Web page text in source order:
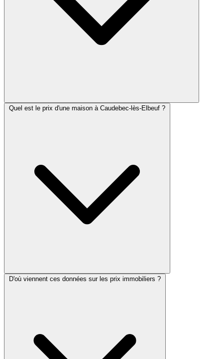
Quel est le prix d'une maison à Caudebec-lès-Elbeuf ?
D'où viennent ces données sur les prix immobiliers ?